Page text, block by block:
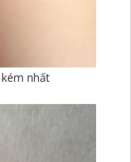
nhất